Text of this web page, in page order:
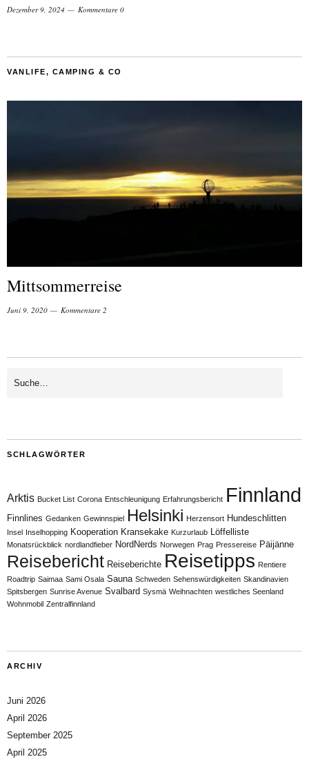
Dezember 9, 2024 Kommentare 0
VANLIFE, CAMPING & CO
Mittsommerreise
Juni 9, 2020 Kommentare 2
SCHLAGWÖRTER
Arktis Bucket List Corona Entschleunigung Erfahrungsbericht Finnland
Finnlines Gedanken Gewinnspiel Helsinki Herzensort Hundeschlitten
Insel Inselhopping Kooperation Kransekake Kurzurlaub Löffelliste
Monatsrückblick nordlandfieber NordNerds Norwegen Prag Pressereise Päijänne
Reisebericht Reiseberichte Reisetipps Rentiere
Roadtrip Saimaa Sami Osala Sauna Schweden Sehenswürdigkeiten Skandinavien
Spitsbergen Sunrise Avenue Svalbard Sysmä Weihnachten westliches Seenland
Wohnmobil Zentralfinnland
ARCHIV
Juni 2026
April 2026
September 2025
April 2025